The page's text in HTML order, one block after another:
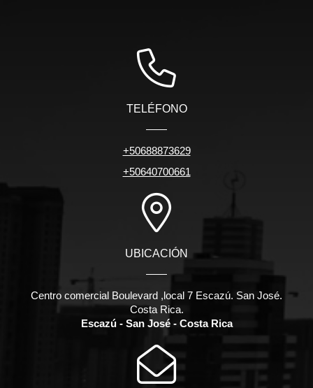
TELÉFONO
+50688873629
+50640700661
UBICACIÓN
Centro comercial Boulevard ,local 7 Escazú. San José.
Costa Rica.
Escazú - San José - Costa Rica